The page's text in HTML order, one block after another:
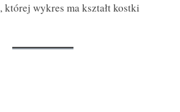
, której wykres ma kształt kostki